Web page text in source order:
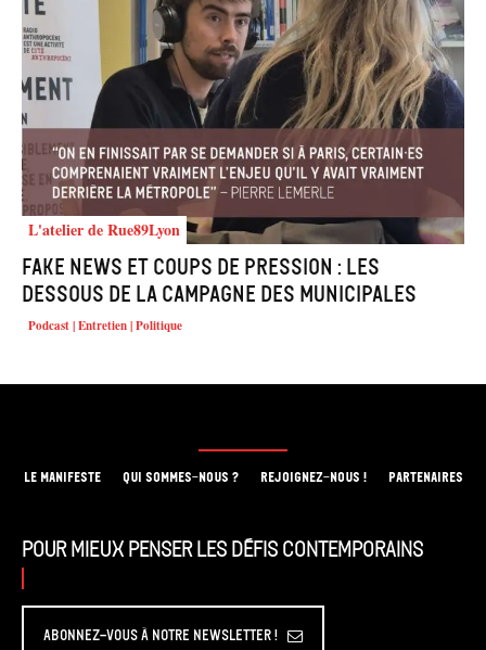
L'atelier de Rue89Lyon
Fake news et coups de pression : les
dessous de la campagne des municipales
Podcast | Entretien | Politique
LE MANIFESTE QUI SOMMES-NOUS ? REJOIGNEZ-NOUS ! PARTENAIRES
Pour mieux penser les défis contemporains
Abonnez-vous à Notre Newsletter !